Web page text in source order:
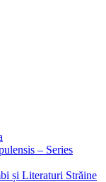
– Series
și Literaturi Străine